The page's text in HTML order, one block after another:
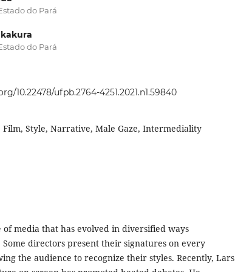
do Pará
do Pará
10.22478/ufpb.2764-4251.2021.n1.59840
Film, Style, Narrative, Male Gaze, Intermediality
of media that has evolved in diversified ways
directors present their signatures on every
the audience to recognize their styles. Recently, Lars